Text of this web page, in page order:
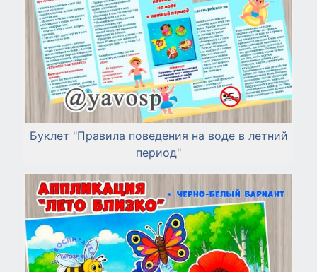
Буклет "Правила поведения на воде в летний
период"